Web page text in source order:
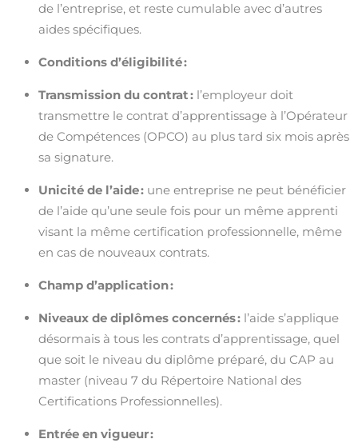
de l’entreprise, et reste cumulable avec d’autres
aides spécifiques.
Conditions d’éligibilité :
Transmission du contrat : l’employeur doit
transmettre le contrat d’apprentissage à l’Opérateur
de Compétences (OPCO) au plus tard six mois après
sa signature.
Unicité de l’aide : une entreprise ne peut bénéficier
de l’aide qu’une seule fois pour un même apprenti
visant la même certification professionnelle, même
en cas de nouveaux contrats.
Champ d’application :
Niveaux de diplômes concernés : l’aide s’applique
désormais à tous les contrats d’apprentissage, quel
que soit le niveau du diplôme préparé, du CAP au
master (niveau 7 du Répertoire National des
Certifications Professionnelles).
Entrée en vigueur :